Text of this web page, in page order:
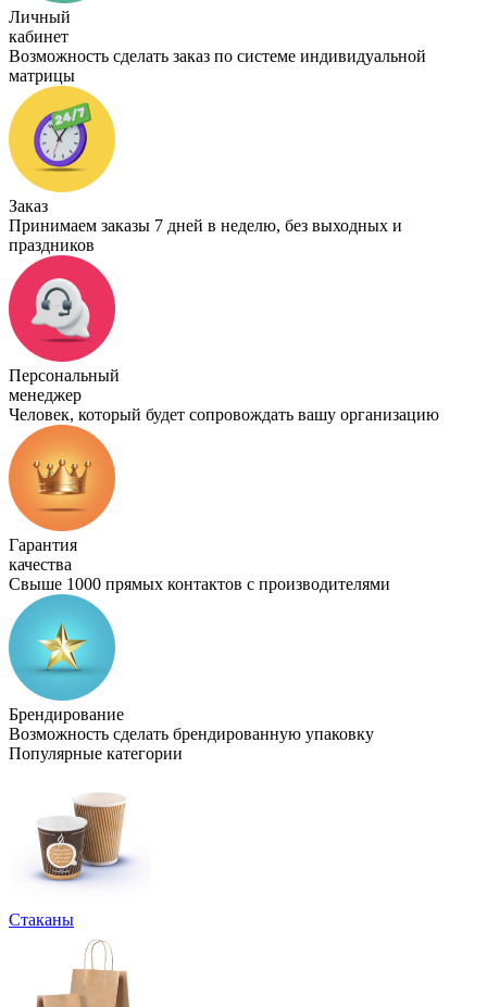
Личный
кабинет
Возможность сделать заказ по системе индивидуальной
матрицы
Заказ
Принимаем заказы 7 дней в неделю, без выходных и
праздников
Персональный
менеджер
Человек, который будет сопровождать вашу организацию
Гарантия
качества
Свыше 1000 прямых контактов с производителями
Брендирование
Возможность сделать брендированную упаковку
Популярные категории
Стаканы